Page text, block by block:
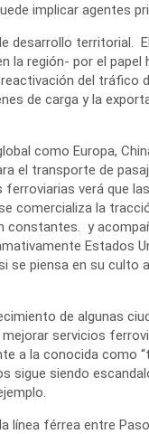
implicar agentes
desarrollo territorial. El
la región- por el papel
del tráfico
de carga y la
como Europa,
el transporte de
verá que las
comercializa la
constantes. y
Estados
se piensa en su culto
de algunas
servicios
a la conocida como
sigue siendo
línea férrea entre